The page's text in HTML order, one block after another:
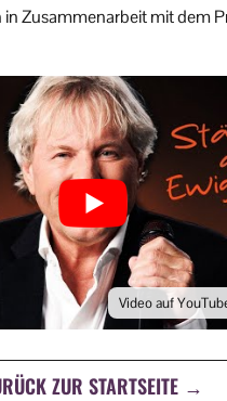
Zusammenarbeit mit dem
Video auf
ZUR STARTSEITE →